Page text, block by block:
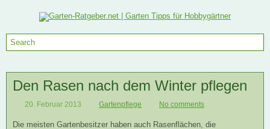
Den Rasen nach dem Winter pflegen
20. Februar 2013 Gartenpflege No comments
Die meisten Gartenbesitzer haben auch Rasenflächen, die